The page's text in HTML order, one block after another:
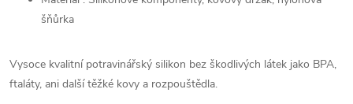
šňůrka
Vysoce kvalitní potravinářský silikon bez škodlivých látek jako BPA,
ftaláty, ani další těžké kovy a rozpouštědla.